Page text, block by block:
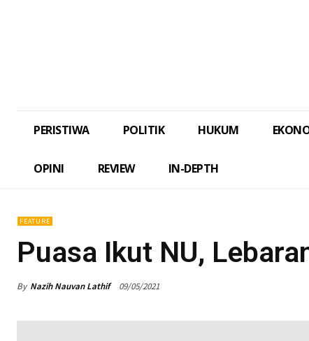
PERISTIWA POLITIK HUKUM
OPINI REVIEW IN-DEPTH
FEATURE
Puasa Ikut NU,
By Nazih Nauvan Lathif 09/05/2021